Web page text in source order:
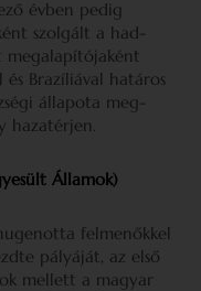
évben pedig
szolgált a had­
Brazíliával határos
állapota meg­
hazatérjen.
Államok)
felmenők­kel
pályáját, az első
mellett a ma­gyar